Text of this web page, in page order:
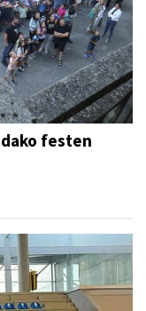
festen